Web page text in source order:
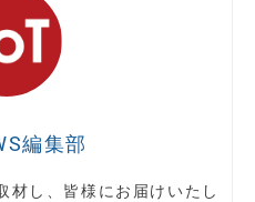
編集部
材し、皆様にお届けいたし